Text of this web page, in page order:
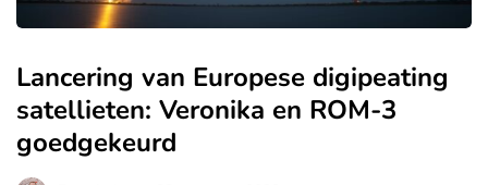
Lancering van Europese digipeating
satellieten: Veronika en ROM-3
goedgekeurd